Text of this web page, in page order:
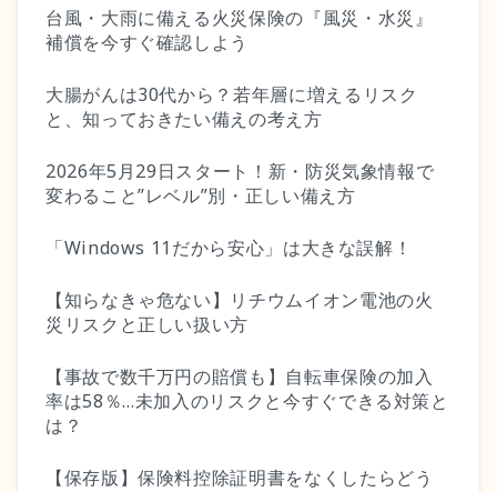
台風・大雨に備える火災保険の『風災・水災』
補償を今すぐ確認しよう
大腸がんは30代から？若年層に増えるリスク
と、知っておきたい備えの考え方
2026年5月29日スタート！新・防災気象情報で
変わること”レベル”別・正しい備え方
「Windows 11だから安心」は大きな誤解！
【知らなきゃ危ない】リチウムイオン電池の火
災リスクと正しい扱い方
【事故で数千万円の賠償も】自転車保険の加入
率は58％…未加入のリスクと今すぐできる対策と
は？
【保存版】保険料控除証明書をなくしたらどう